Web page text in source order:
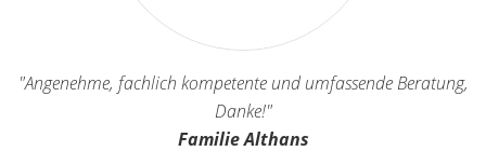
"Angenehme, fachlich kompetente und umfassende Beratung,
Danke!"
Familie Althans